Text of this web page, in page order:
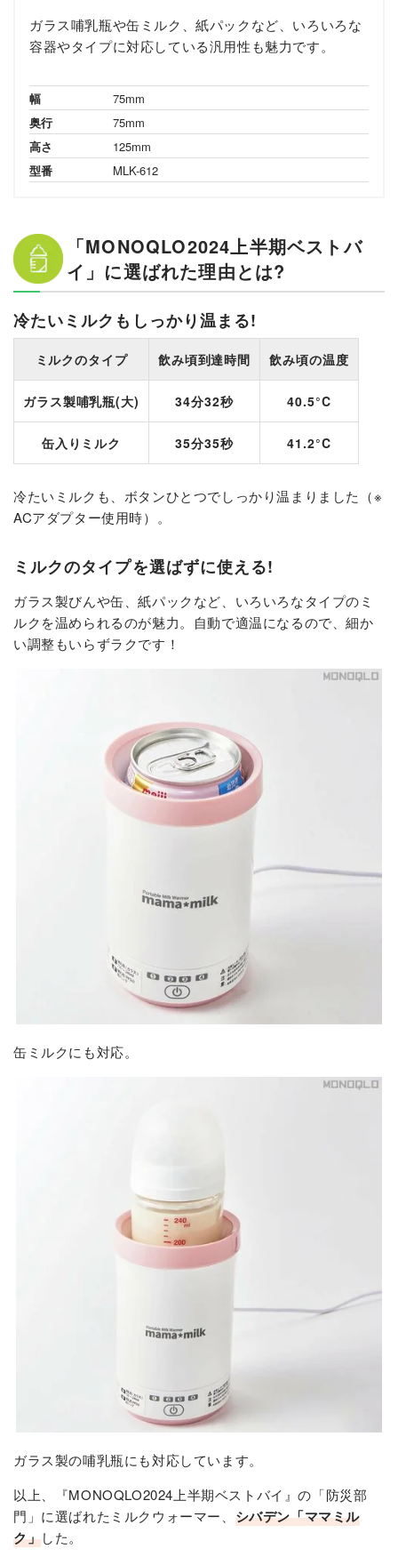
ガラス哺乳瓶や缶ミルク、紙パックなど、いろいろな
容器やタイプに対応している汎用性も魅力です。
幅
75mm
奥行
75mm
高さ
125mm
型番
MLK-612
「MONOQLO2024上半期ベストバ
イ」に選ばれた理由とは?
冷たいミルクもしっかり温まる!
ミルクのタイプ 飲み頃到達時間 飲み頃の温度
ガラス製哺乳瓶(大) 34分32秒 40.5°C
缶入りミルク 35分35秒 41.2°C
冷たいミルクも、ボタンひとつでしっかり温まりました（※
ACアダプター使用時）。
ミルクのタイプを選ばずに使える!
ガラス製びんや缶、紙パックなど、いろいろなタイプのミ
ルクを温められるのが魅力。自動で適温になるので、細か
い調整もいらずラクです！
缶ミルクにも対応。
ガラス製の哺乳瓶にも対応しています。
以上、『MONOQLO2024上半期ベストバイ』の「防災部
門」に選ばれたミルクウォーマー、 シバデン「ママミル
ク」した。